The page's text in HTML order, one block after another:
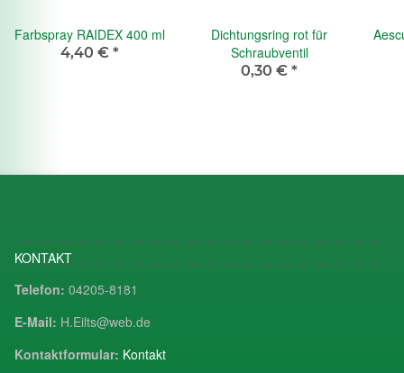
Farbspray RAIDEX 400 ml
4,40 € *
Dichtungsring rot für
Schraubventil
0,30 € *
KONTAKT
Telefon: 04205-8181
E-Mail: H.Eilts@web.de
Kontaktformular: Kontakt